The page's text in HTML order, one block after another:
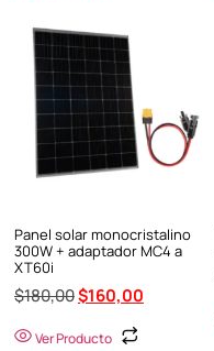
Panel solar monocristalino
300W + adaptador MC4 a
XT60i
$180,00$160,00
Ver Producto